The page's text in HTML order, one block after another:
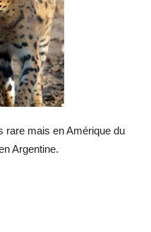
rare mais en Amérique du
Argentine.